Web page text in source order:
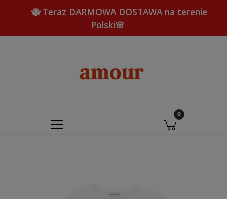
🐝 Teraz DARMOWA DOSTAWA na terenie
Polski🌸